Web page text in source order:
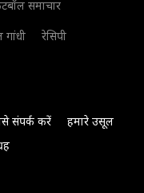
समाचार
गांधी
रेसिपी
संपर्क करें
हमारे उसूल